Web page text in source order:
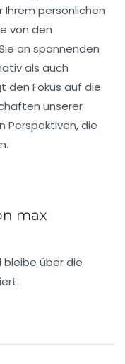
Ihrem persönlichen
von den
an spannenden
als auch
den Fokus auf die
unserer
Perspektiven, die
max
über die